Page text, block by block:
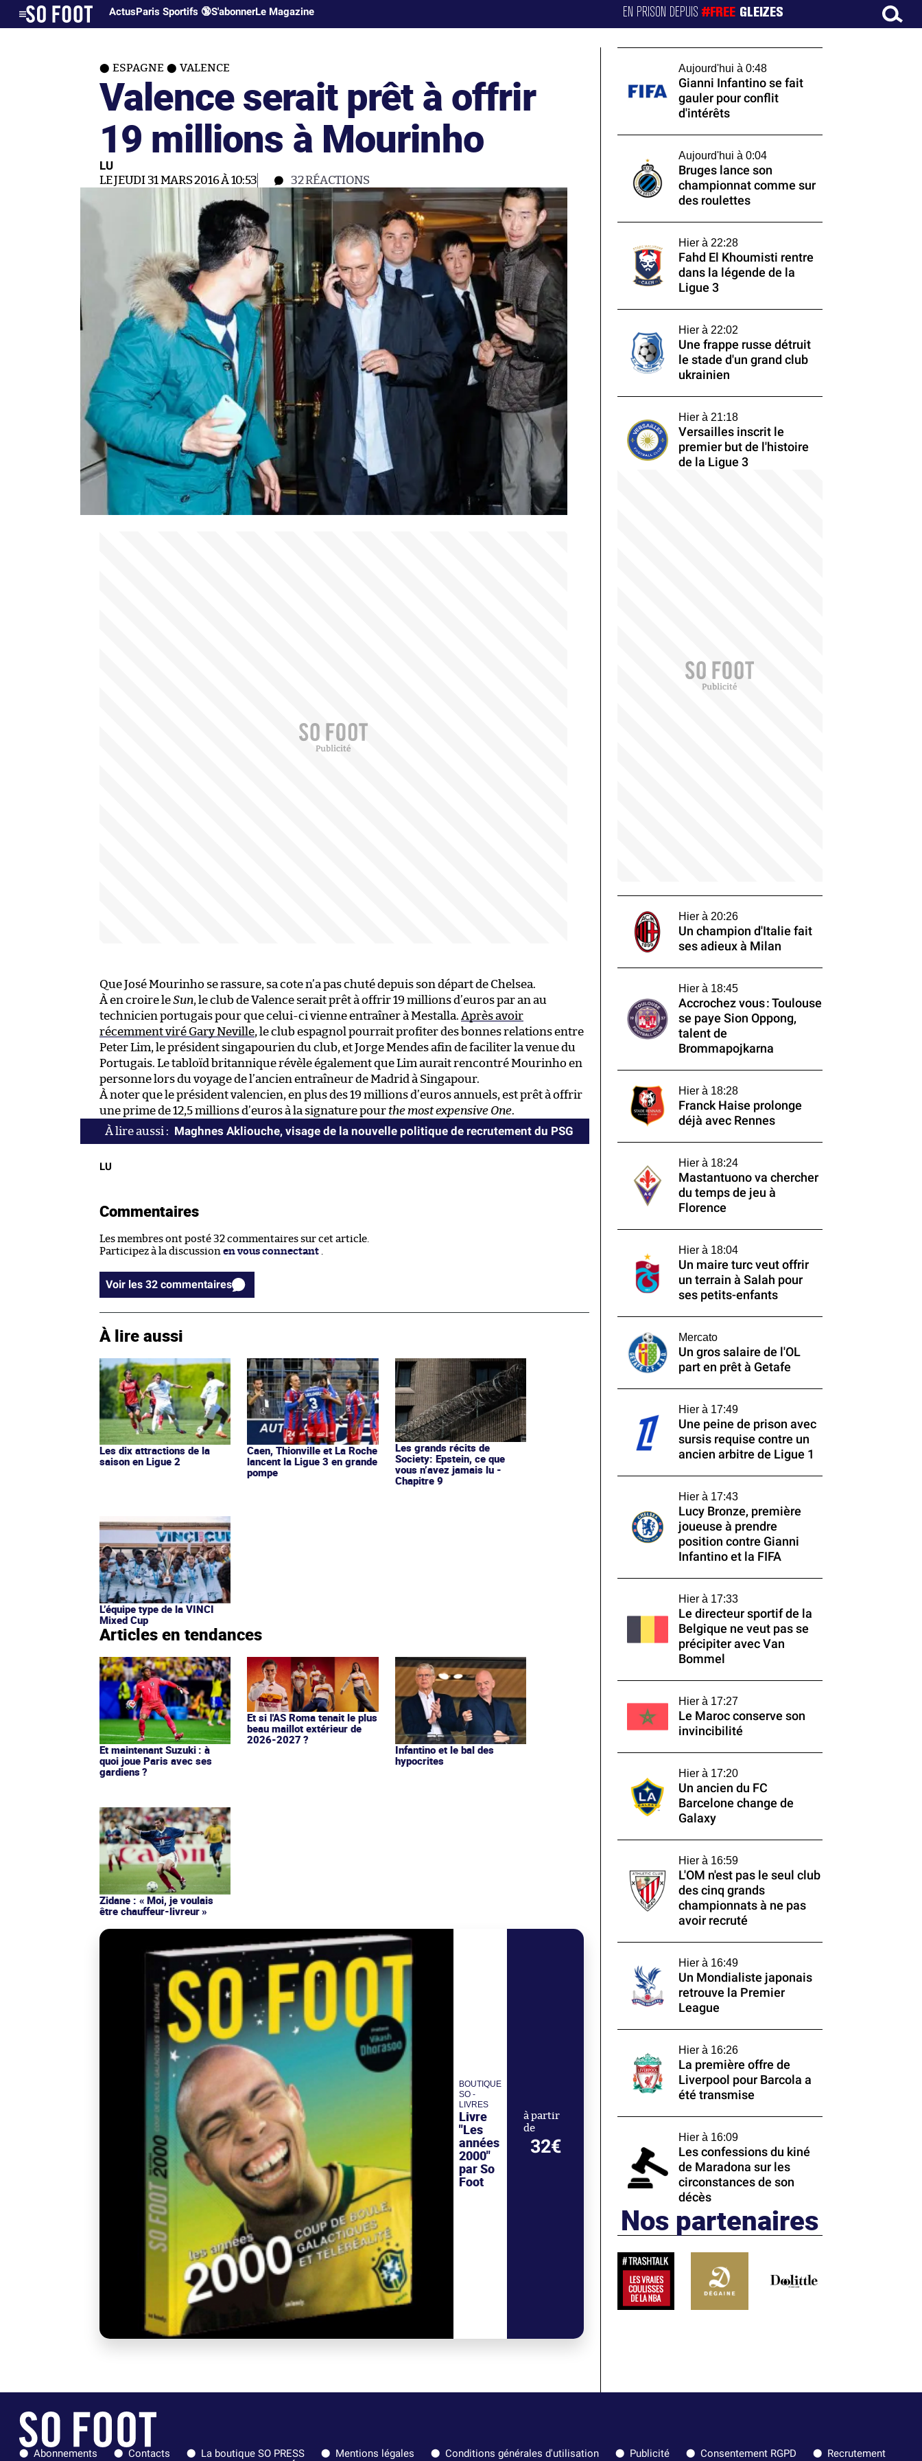
ActusParis Sportifs 🔞S'abonnerLe Magazine EN PRISON DEPUIS#FREE GLEIZES
ESPAGNE VALENCE
Valence serait prêt à offrir
19 millions à Mourinho
LU
LE JEUDI 31 MARS 2016 À 10:53 32RÉACTIONS
Que José Mourinho se rassure, sa cote n’a pas chuté depuis son départ de Chelsea.
À en croire leSun, le club de Valence serait prêt à offrir 19 millions d’euros par an au
technicien portugais pour que celui-ci vienne entraîner à Mestalla. Après avoir
récemment viré Gary Neville, le club espagnol pourrait profiter des bonnes relations entre
Peter Lim, le président singapourien du club, et Jorge Mendes afin de faciliter la venue du
Portugais. Le tabloïd britannique révèle également que Lim aurait rencontré Mourinho en
personne lors du voyage de l’ancien entraîneur de Madrid à Singapour.
À noter que le président valencien, en plus des 19 millions d’euros annuels, est prêt à offrir
une prime de 12,5 millions d’euros à la signature pourthe most expensive One.
Maghnes Akliouche, visage de la nouvelle politique de recrutement du PSG
LU
Commentaires
Les membres ont posté 32 commentaires sur cet article.
Participez à la discussion en vous connectant
Voir les 32 commentaires
À lire aussi
Les dix attractions de la
saison en Ligue 2
Caen, Thionville et La Roche
lancent la Ligue 3 en grande
pompe
Les grands récits de
Society: Epstein, ce que
vous n’avez jamais lu -
Chapitre 9
L’équipe type de la VINCI
Mixed Cup
Articles en tendances
Et maintenant Suzuki : à
quoi joue Paris avec ses
gardiens ?
Et si l'AS Roma tenait le plus
beau maillot extérieur de
2026-2027 ?
Infantino et le bal des
hypocrites
Zidane : « Moi, je voulais
être chauffeur-livreur »
BOUTIQUE
SO -
LIVRES
Livre
"Les
années
2000"
par So
Foot
à partir
de
32€
Aujourd'hui à 0:48
Gianni Infantino se fait
gauler pour conflit
d'intérêts
Aujourd'hui à 0:04
Bruges lance son
championnat comme sur
des roulettes
Hier à 22:28
Fahd El Khoumisti rentre
dans la légende de la
Ligue 3
Hier à 22:02
Une frappe russe détruit
le stade d'un grand club
ukrainien
Hier à 21:18
Versailles inscrit le
premier but de l'histoire
de la Ligue 3
Hier à 20:26
Un champion d'Italie fait
ses adieux à Milan
Hier à 18:45
Accrochez vous : Toulouse
se paye Sion Oppong,
talent de
Brommapojkarna
Hier à 18:28
Franck Haise prolonge
déjà avec Rennes
Hier à 18:24
Mastantuono va chercher
du temps de jeu à
Florence
Hier à 18:04
Un maire turc veut offrir
un terrain à Salah pour
ses petits-enfants
Mercato
Un gros salaire de l'OL
part en prêt à Getafe
Hier à 17:49
Une peine de prison avec
sursis requise contre un
ancien arbitre de Ligue 1
Hier à 17:43
Lucy Bronze, première
joueuse à prendre
position contre Gianni
Infantino et la FIFA
Hier à 17:33
Le directeur sportif de la
Belgique ne veut pas se
précipiter avec Van
Bommel
Hier à 17:27
Le Maroc conserve son
invincibilité
Hier à 17:20
Un ancien du FC
Barcelone change de
Galaxy
Hier à 16:59
L'OM n'est pas le seul club
des cinq grands
championnats à ne pas
avoir recruté
Hier à 16:49
Un Mondialiste japonais
retrouve la Premier
League
Hier à 16:26
La première offre de
Liverpool pour Barcola a
été transmise
Hier à 16:09
Les confessions du kiné
de Maradona sur les
circonstances de son
décès
Nos partenaires
Abonnements Contacts La boutique SO PRESS Mentions légales Conditions générales d'utilisation Publicité Consentement RGPD Recrutement